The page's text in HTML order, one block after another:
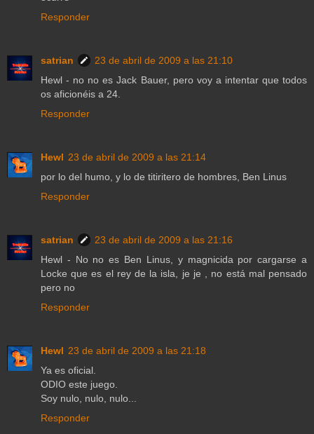
Responder
satrian
23 de abril de 2009 a las 21:10
Hewl - no no es Jack Bauer, pero voy a intentar que todos
os aficionéis a 24.
Responder
Hewl 23 de abril de 2009 a las 21:14
por lo del humo, y lo de titiritero de hombres, Ben Linus
Responder
satrian
23 de abril de 2009 a las 21:16
Hewl - No no es Ben Linus, y magnicida por cargarse a
Locke que es el rey de la isla, je je , no está mal pensado
pero no
Responder
Hewl 23 de abril de 2009 a las 21:18
Ya es oficial.
ODIO este juego.
Soy nulo, nulo, nulo...
Responder